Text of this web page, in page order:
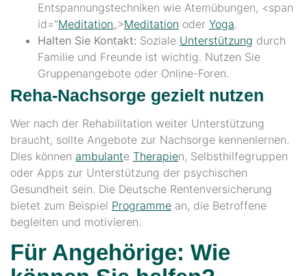
Entspannungstechniken wie Atemübungen, <span
id="Meditation„>Meditation oder Yoga.
Halten Sie Kontakt: Soziale Unterstützung durch
Familie und Freunde ist wichtig. Nutzen Sie
Gruppenangebote oder Online-Foren.
Reha-Nachsorge gezielt nutzen
Wer nach der Rehabilitation weiter Unterstützung
braucht, sollte Angebote zur Nachsorge kennenlernen.
Dies können ambulante Therapien, Selbsthilfegruppen
oder Apps zur Unterstützung der psychischen
Gesundheit sein. Die Deutsche Rentenversicherung
bietet zum Beispiel Programme an, die Betroffene
begleiten und motivieren.
Für Angehörige: Wie